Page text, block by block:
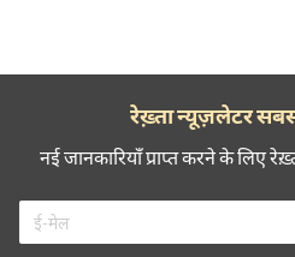
रेख़्ता न्यूज़लेटर
नई जानकारियाँ प्राप्त करने के लिए